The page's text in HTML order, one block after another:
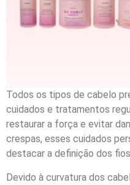
Todos os tipos de cabelo
cuidados e tratamentos
restaurar a força e evitar
crespas, esses cuidados
destacar a definição dos
Devido à curvatura dos